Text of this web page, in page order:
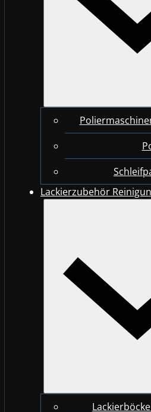
Lackierzubehör